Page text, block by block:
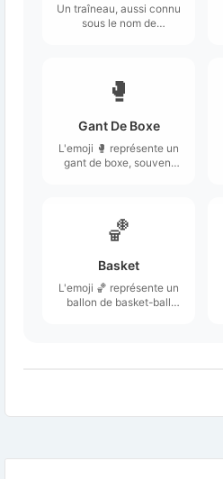
Un traîneau, aussi connu
sous le nom de
🥊
Gant De Boxe
L'emoji 🥊 représente un
gant de boxe, souvent
🏀
Basket
L'emoji 🏀 représente un
ballon de basket-ball